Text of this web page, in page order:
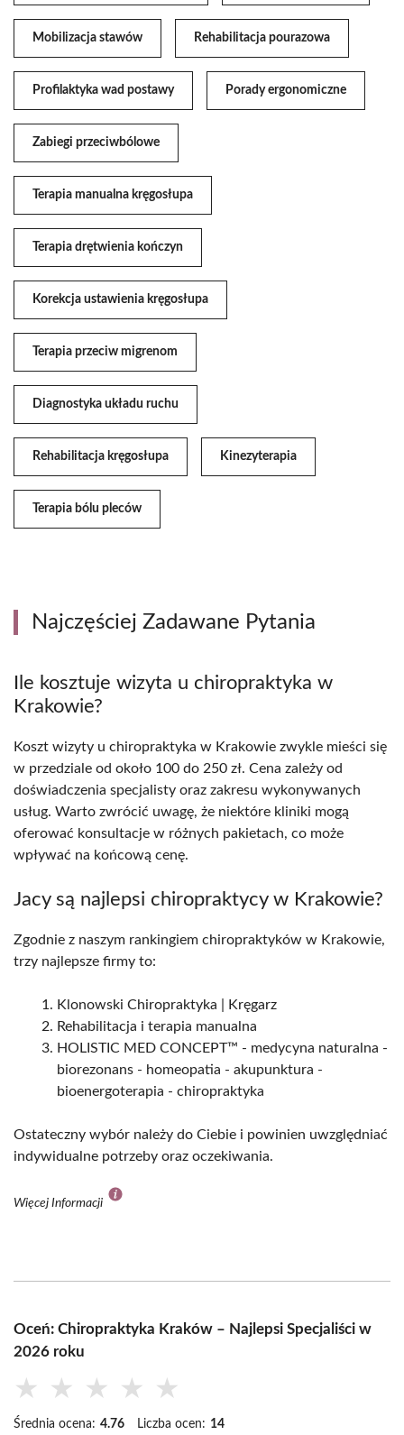
Mobilizacja stawów Rehabilitacja pourazowa
Profilaktyka wad postawy Porady ergonomiczne
Zabiegi przeciwbólowe
Terapia manualna kręgosłupa
Terapia drętwienia kończyn
Korekcja ustawienia kręgosłupa
Terapia przeciw migrenom
Diagnostyka układu ruchu
Rehabilitacja kręgosłupa Kinezyterapia
Terapia bólu pleców
Najczęściej Zadawane Pytania
Ile kosztuje wizyta u chiropraktyka w
Krakowie?
Koszt wizyty u chiropraktyka w Krakowie zwykle mieści się
w przedziale od około 100 do 250 zł. Cena zależy od
doświadczenia specjalisty oraz zakresu wykonywanych
usług. Warto zwrócić uwagę, że niektóre kliniki mogą
oferować konsultacje w różnych pakietach, co może
wpływać na końcową cenę.
Jacy są najlepsi chiropraktycy w Krakowie?
Zgodnie z naszym rankingiem chiropraktyków w Krakowie,
trzy najlepsze firmy to:
Klonowski Chiropraktyka | Kręgarz
Rehabilitacja i terapia manualna
HOLISTIC MED CONCEPT™ - medycyna naturalna -
biorezonans - homeopatia - akupunktura -
bioenergoterapia - chiropraktyka
Ostateczny wybór należy do Ciebie i powinien uwzględniać
indywidualne potrzeby oraz oczekiwania.
Więcej Informacji
Oceń: Chiropraktyka Kraków – Najlepsi Specjaliści w
2026 roku
★ ★ ★ ★ ★
Średnia ocena: 4.76 Liczba ocen: 14